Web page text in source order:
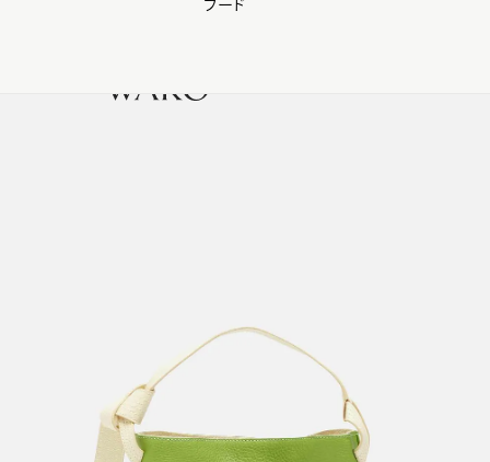
【会員様限定】夏のプレゼントキャンペーン開催中
フード